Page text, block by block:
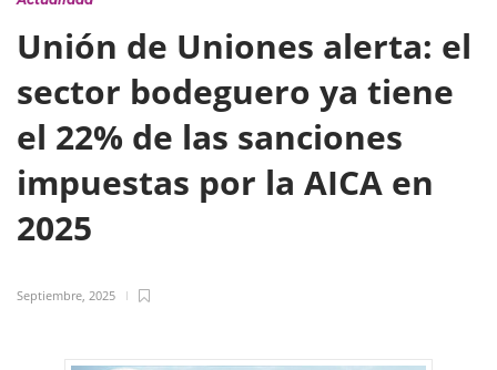
Unión de Uniones alerta: el
sector bodeguero ya tiene
el 22% de las sanciones
impuestas por la AICA en
2025
Septiembre, 2025